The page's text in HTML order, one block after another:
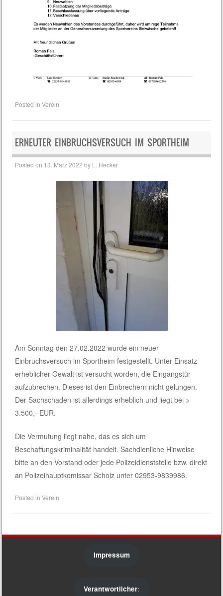
Posted inVerein
ERNEUTER EINBRUCHSVERSUCH IM SPORTHEIM
Posted on 13. März 2022 by L. Hecker
Am Sonntag den 27.02.2022 wurde ein neuer
Einbruchsversuch im Sportheim festgestellt. Unter Einsatz
erheblicher Gewalt ist versucht worden, die Eingangstür
aufzubrechen. Dieses ist den Einbrechern nicht gelungen.
Der Sachschaden ist allerdings erheblich und liegt bei >
3.500,- EUR.
Die Vermutung liegt nahe, das es sich um
Beschaffungskriminalität handelt. Sachdienliche Hinweise
bitte an den Vorstand oder jede Polizeidienststelle bzw. direkt
an Polizeihauptkomissar Scholz unter 02953-9839986.
Posted inVerein
Impressum
Verantwortlicher: